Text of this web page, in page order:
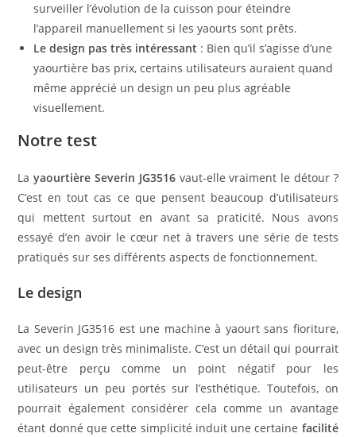
surveiller l’évolution de la cuisson pour éteindre
l’appareil manuellement si les yaourts sont prêts.
Le design pas très intéressant : Bien qu’il s’agisse d’une
yaourtière bas prix, certains utilisateurs auraient quand
même apprécié un design un peu plus agréable
visuellement.
Notre test
Layaourtière Severin JG3516vaut-elle vraiment le détour ?
C’est en tout cas ce que pensent beaucoup d’utilisateurs
qui mettent surtout en avant sa praticité. Nous avons
essayé d’en avoir le cœur net à travers une série de tests
pratiqués sur ses différents aspects de fonctionnement.
Le design
La Severin JG3516 est une machine à yaourt sans fioriture,
avec un design très minimaliste. C’est un détail qui pourrait
peut-être perçu comme un point négatif pour les
utilisateurs un peu portés sur l’esthétique. Toutefois, on
pourrait également considérer cela comme un avantage
étant donné que cette simplicité induit une certaine facilité